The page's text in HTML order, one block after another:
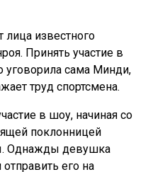
лица известного
Принять участие в
уговорила сама Минди,
труд спортсмена.
в шоу, начиная со
поклонницей
Однажды девушка
его на